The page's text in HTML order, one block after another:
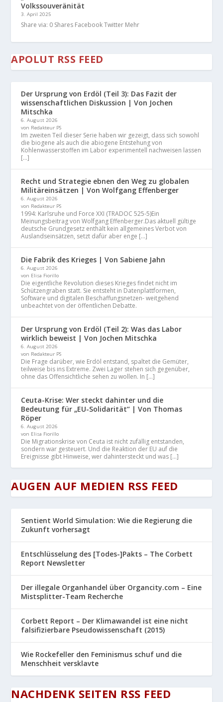
Volkssouveränität
3. April 2025
Share via: 0 Shares Facebook Twitter Mehr
APOLUT RSS FEED
Der Ursprung von Erdöl (Teil 3): Das Fazit der
wissenschaftlichen Diskussion | Von Jochen
Mitschka
6. August 2026
von Redakteur PS
Im zweiten Teil dieser Serie haben wir gezeigt, dass sich sowohl
die biogene als auch die abiogene Entstehung von
Kohlenwasserstoffen im Labor experimentell nachweisen lassen
[…]
Recht und Strategie ebnen den Weg zu globalen
Militäreinsätzen | Von Wolfgang Effenberger
6. August 2026
von Redakteur PS
1994: Karlsruhe und Force XXI (TRADOC 525-5)Ein
Meinungsbeitrag von Wolfgang Effenberger.Das aktuell gültige
deutsche Grundgesetz enthält kein allgemeines Verbot von
Auslandseinsätzen, setzt dafür aber enge […]
Die Fabrik des Krieges | Von Sabiene Jahn
6. August 2026
von Elisa Fiorillo
Die eigentliche Revolution dieses Krieges findet nicht im
Schützengraben statt. Sie entsteht in Datenplattformen,
Software und digitalen Beschaffungsnetzen- weitgehend
unbeachtet von der öffentlichen Debatte.
Der Ursprung von Erdöl (Teil 2): Was das Labor
wirklich beweist | Von Jochen Mitschka
6. August 2026
von Redakteur PS
Die Frage darüber, wie Erdöl entstand, spaltet die Gemüter,
teilweise bis ins Extreme. Zwei Lager stehen sich gegenüber,
ohne das Offensichtliche sehen zu wollen. In […]
Ceuta-Krise: Wer steckt dahinter und die
Bedeutung für „EU-Solidarität“ | Von Thomas
Röper
6. August 2026
von Elisa Fiorillo
Die Migrationskrise von Ceuta ist nicht zufällig entstanden,
sondern war gesteuert. Und die Reaktion der EU auf die
Ereignisse gibt Hinweise, wer dahintersteckt und was […]
AUGEN AUF MEDIEN RSS FEED
Sentient World Simulation: Wie die Regierung die
Zukunft vorhersagt
Entschlüsselung des [Todes-]Pakts – The Corbett
Report Newsletter
Der illegale Organhandel über Organcity.com – Eine
Mistsplitter-Team Recherche
Corbett Report – Der Klimawandel ist eine nicht
falsifizierbare Pseudowissenschaft (2015)
Wie Rockefeller den Feminismus schuf und die
Menschheit versklavte
NACHDENK SEITEN RSS FEED